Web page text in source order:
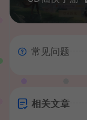
常见问题
相关文章